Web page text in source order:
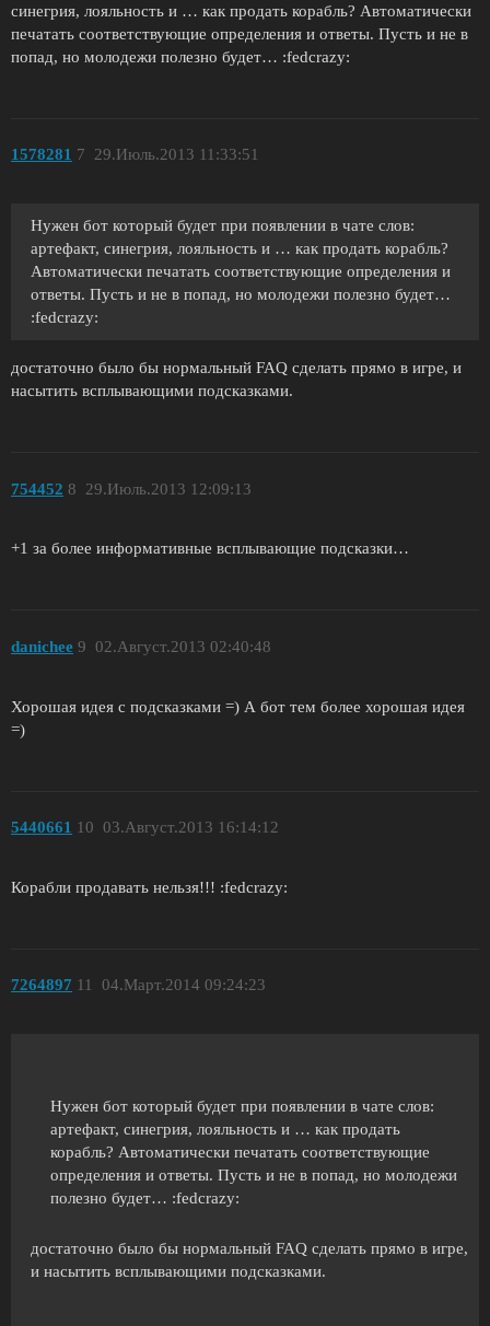
синегрия, лояльность и … как продать корабль? Автоматически
печатать соответствующие определения и ответы. Пусть и не в
попад, но молодежи полезно будет… :fedcrazy:
1578281 29.Июль.2013 11:33:51
7
Нужен бот который будет при появлении в чате слов:
артефакт, синегрия, лояльность и … как продать корабль?
Автоматически печатать соответствующие определения и
ответы. Пусть и не в попад, но молодежи полезно будет…
:fedcrazy:
достаточно было бы нормальный FAQ сделать прямо в игре, и
насытить всплывающими подсказками.
754452 29.Июль.2013 12:09:13
8
+1 за более информативные всплывающие подсказки…
danichee 02.Август.2013 02:40:48
9
Хорошая идея с подсказками =) А бот тем более хорошая идея
=)
5440661 03.Август.2013 16:14:12
10
Корабли продавать нельзя!!! :fedcrazy:
7264897 04.Март.2014 09:24:23
11
Нужен бот который будет при появлении в чате слов:
артефакт, синегрия, лояльность и … как продать
корабль? Автоматически печатать соответствующие
определения и ответы. Пусть и не в попад, но молодежи
полезно будет… :fedcrazy:
достаточно было бы нормальный FAQ сделать прямо в игре,
и насытить всплывающими подсказками.